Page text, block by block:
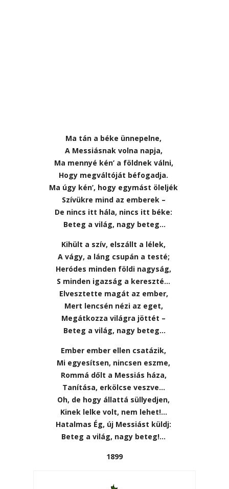
Ma tán a béke ünnepelne,
A Messiásnak volna napja,
Ma mennyé kén’ a földnek válni,
Hogy megváltóját béfogadja.
Ma úgy kén’, hogy egymást öleljék
Szívükre mind az emberek –
De nincs itt hála, nincs itt béke:
Beteg a világ, nagy beteg…
Kihült a szív, elszállt a lélek,
A vágy, a láng csupán a testé;
Heródes minden földi nagyság,
S minden igazság a kereszté…
Elvesztette magát az ember,
Mert lencsén nézi az eget,
Megátkozza világra jöttét –
Beteg a világ, nagy beteg…
Ember ember ellen csatázik,
Mi egyesítsen, nincsen eszme,
Rommá dőlt a Messiás háza,
Tanítása, erkölcse veszve…
Oh, de hogy állattá süllyedjen,
Kinek lelke volt, nem lehet!…
Hatalmas Ég, új Messiást küldj:
Beteg a világ, nagy beteg!…
1899